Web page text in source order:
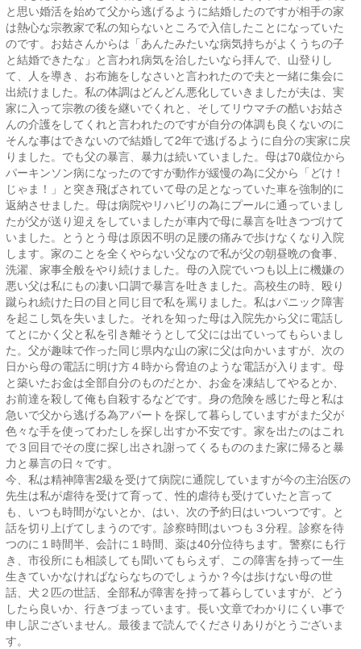
と思い婚活を始めて父から逃げるように結婚したのですが相手の家
は熱心な宗教家で私の知らないところで入信したことになっていた
のです。お姑さんからは「あんたみたいな病気持ちがよくうちの子
と結婚できたな」と言われ病気を治したいなら拝んで、山登りし
て、人を導き、お布施をしなさいと言われたので夫と一緒に集会に
出続けました。私の体調はどんどん悪化していきましたが夫は、実
家に入って宗教の後を継いでくれと、そしてリウマチの酷いお姑さ
んの介護をしてくれと言われたのですが自分の体調も良くないのに
そんな事はできないので結婚して2年で逃げるように自分の実家に戻
りました。でも父の暴言、暴力は続いていました。母は70歳位から
パーキンソン病になったのですが動作が緩慢の為に父から「どけ！
じゃま！」と突き飛ばされていて母の足となっていた車を強制的に
返納させました。母は病院やリハビリの為にプールに通っていまし
たが父が送り迎えをしていましたが車内で母に暴言を吐きつづけて
いました。とうとう母は原因不明の足腰の痛みで歩けなくなり入院
します。家のことを全くやらない父なので私が父の朝昼晩の食事、
洗濯、家事全般をやり続けました。母の入院でいつも以上に機嫌の
悪い父は私にもの凄い口調で暴言を吐きました。高校生の時、殴り
蹴られ続けた日の目と同じ目で私を罵りました。私はパニック障害
を起こし気を失いました。それを知った母は入院先から父に電話し
てとにかく父と私を引き離そうとして父には出ていってもらいまし
た。父が趣味で作った同じ県内な山の家に父は向かいますが、次の
日から母の電話に明け方４時から脅迫のような電話が入ります。母
と築いたお金は全部自分のものだとか、お金を凍結してやるとか、
お前達を殺して俺も自殺するなどです。身の危険を感じた母と私は
急いで父から逃げる為アパートを探して暮らしていますがまた父が
色々な手を使ってわたしを探し出すか不安です。家を出たのはこれ
で３回目でその度に探し出され謝ってくるもののまた家に帰ると暴
力と暴言の日々です。
今、私は精神障害2級を受けて病院に通院していますが今の主治医の
先生は私が虐待を受けて育って、性的虐待も受けていたと言って
も、いつも時間がないとか、はい、次の予約日はいついつです。と
話を切り上げてしまうのです。診察時間はいつも３分程。診察を待
つのに１時間半、会計に１時間、薬は40分位待ちます。警察にも行
き、市役所にも相談しても聞いてもらえず、この障害を持って一生
生きていかなければならなちのでしょうか？今は歩けない母の世
話、犬２匹の世話、全部私が障害を持って暮らしていますが、どう
したら良いか、行きづまっています。長い文章でわかりにくい事で
申し訳ございません。最後まで読んでくださりありがとうございま
す。